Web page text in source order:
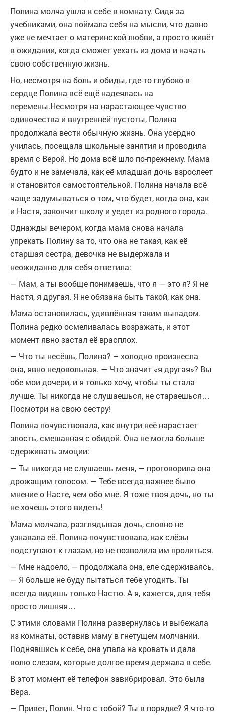
Полина молча ушла к себе в комнату. Сидя за
учебниками, она поймала себя на мысли, что давно
уже не мечтает о материнской любви, а просто живёт
в ожидании, когда сможет уехать из дома и начать
свою собственную жизнь.
Но, несмотря на боль и обиды, где-то глубоко в
сердце Полина всё ещё надеялась на
перемены.Несмотря на нарастающее чувство
одиночества и внутренней пустоты, Полина
продолжала вести обычную жизнь. Она усердно
училась, посещала школьные занятия и проводила
время с Верой. Но дома всё шло по-прежнему. Мама
будто и не замечала, как её младшая дочь взрослеет
и становится самостоятельной. Полина начала всё
чаще задумываться о том, что будет, когда она, как
и Настя, закончит школу и уедет из родного города.
Однажды вечером, когда мама снова начала
упрекать Полину за то, что она не такая, как её
старшая сестра, девочка не выдержала и
неожиданно для себя ответила:
— Мам, а ты вообще понимаешь, что я — это я? Я не
Настя, я другая. Я не обязана быть такой, как она.
Мама остановилась, удивлённая таким выпадом.
Полина редко осмеливалась возражать, и этот
момент явно застал её врасплох.
— Что ты несёшь, Полина? – холодно произнесла
она, явно недовольная. — Что значит «я другая»? Вы
обе мои дочери, и я только хочу, чтобы ты стала
лучше. Ты никогда не слушаешься, не стараешься…
Посмотри на свою сестру!
Полина почувствовала, как внутри неё нарастает
злость, смешанная с обидой. Она не могла больше
сдерживать эмоции:
— Ты никогда не слушаешь меня, — проговорила она
дрожащим голосом. — Тебе всегда важнее было
мнение о Насте, чем обо мне. Я тоже твоя дочь, но ты
не хочешь этого видеть!
Мама молчала, разглядывая дочь, словно не
узнавала её. Полина почувствовала, как слёзы
подступают к глазам, но не позволила им пролиться.
— Мне надоело, — продолжала она, еле сдерживаясь.
— Я больше не буду пытаться тебе угодить. Ты
всегда видишь только Настю. А я, кажется, для тебя
просто лишняя…
С этими словами Полина развернулась и выбежала
из комнаты, оставив маму в гнетущем молчании.
Поднявшись к себе, она упала на кровать и дала
волю слезам, которые долгое время держала в себе.
В этот момент её телефон завибрировал. Это была
Вера.
— Привет, Полин. Что с тобой? Ты в порядке? Я что-то